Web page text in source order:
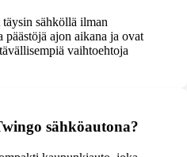
sähköllä ilman
ajon aikana ja ovat
vaihtoehtoja
sähköautona?